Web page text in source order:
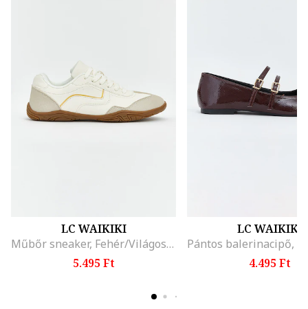
LC WAIKIKI
Műbőr sneaker, Fehér/Világosbézs
5.495 Ft
LC WAIKIKI
4.495 Ft